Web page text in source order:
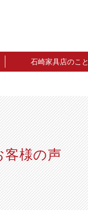
石崎家具店のこと
客様の声